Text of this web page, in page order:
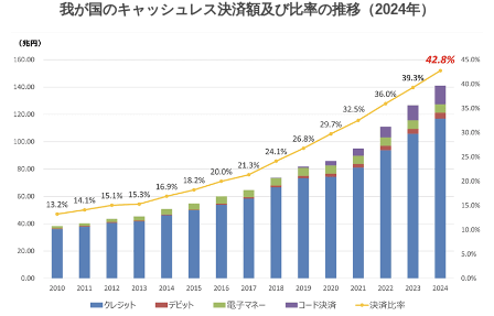
我が国のキャッシュレス決済額及び比率の推移（2024年）